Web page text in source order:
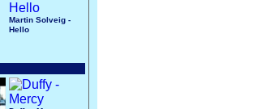
Martin Solveig -
Hello